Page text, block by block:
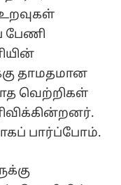
பேணி
தாமதமான
வெற்றிகள்
பார்ப்போம்.